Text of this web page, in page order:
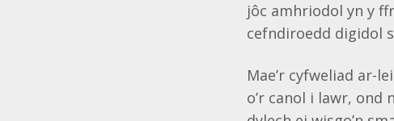
jôc amhriodol yn y
cefndiroedd digidol
Mae’r cyfweliad ar-
o’r canol i lawr, ond